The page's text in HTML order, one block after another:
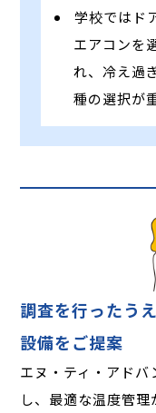
学校ではド
エアコンを
れ、冷え過
種の選択が
調査を行ったう
設備をご提案
エヌ・ティ・アド
し、最適な温度管